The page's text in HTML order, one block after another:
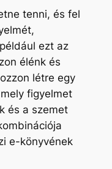
tenni, és fel
ezt az
élénk és
létre egy
figyelmet
és a szemet
e-könyvének